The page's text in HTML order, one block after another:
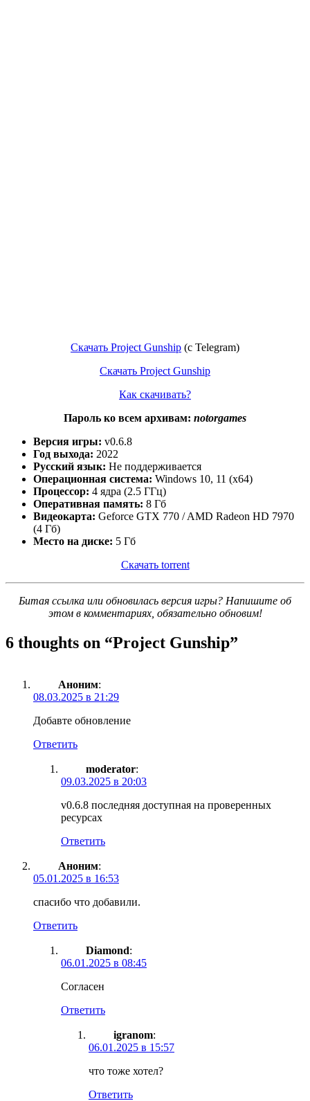
Скачать Project Gunship (с Telegram)
Скачать Project Gunship
Как скачивать?
Пароль ко всем архивам: notorgames
Версия игры: v0.6.8
Год выхода: 2022
Русский язык: Не поддерживается
Операционная система: Windows 10, 11 (x64)
Процессор: 4 ядра (2.5 ГГц)
Оперативная память: 8 Гб
Видеокарта: Geforce GTX 770 / AMD Radeon HD 7970
(4 Гб)
Место на диске: 5 Гб
Скачать torrent
Битая ссылка или обновилась версия игры? Напишите об
этом в комментариях, обязательно обновим!
6 thoughts on “Project Gunship”
Аноним:
08.03.2025 в 21:29
Добавте обновление
Ответить
moderator:
09.03.2025 в 20:03
v0.6.8 последняя доступная на проверенных
ресурсах
Ответить
Аноним:
05.01.2025 в 16:53
спасибо что добавили.
Ответить
Diamond:
06.01.2025 в 08:45
Согласен
Ответить
igranom:
06.01.2025 в 15:57
что тоже хотел?
Ответить